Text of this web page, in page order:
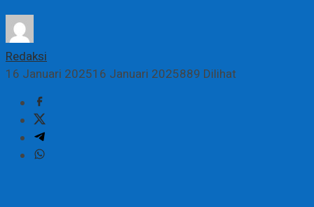
Redaksi
16 Januari 202516 Januari 2025889 Dilihat